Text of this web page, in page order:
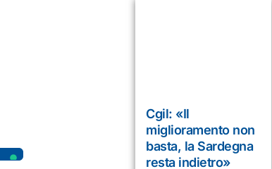
Cgil: «Il
miglioramento non
basta, la Sardegna
resta indietro»